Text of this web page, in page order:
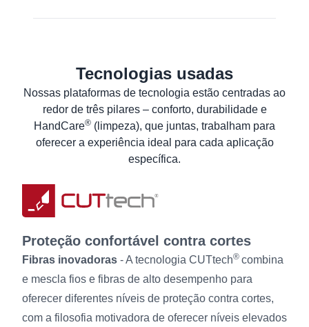
Saiba mais
Especificações Técnicas de Segurança do
Material
Planilha de dados de produto
Instruções de Lavagem
Informação ao Utilizador
Tecnologias usadas
Nossas plataformas de tecnologia estão centradas ao
redor de três pilares – conforto, durabilidade e
HandCare® (limpeza), que juntas, trabalham para
oferecer a experiência ideal para cada aplicação
específica.
Proteção confortável contra cortes
Fibras inovadoras - A tecnologia CUTtech® combina
e mescla fios e fibras de alto desempenho para
oferecer diferentes níveis de proteção contra cortes,
com a filosofia motivadora de oferecer níveis elevados